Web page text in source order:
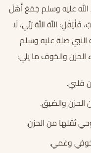
الله عليه وسلم جَمَعَ أَهْلَ
اللَّهُ اللَّهُ رَبِّي، لَا
النبي صلة عليه وسلم
الحزن والخوف ما يلي:
قلبي.
والضيق.
ثقلها من الحزن.
خوفي وغمي.